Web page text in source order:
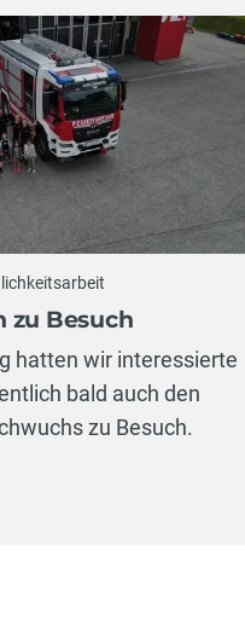
zu Besuch
hatten wir interessierte
bald auch den
zu Besuch.